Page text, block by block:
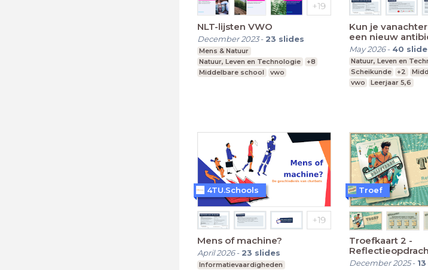
NLT-lijsten VWO
December 2023- 23 slides
Mens & Natuur
Natuur, Leven en Technologie
+8
Middelbare school
vwo
Kun je
een nieuw
ontdekken?
May 2026- 40
Natuur, Leven en
Scheikunde
+2
vwo
Leerjaar 5,6
Mens of machine?
April 2026- 23 slides
Informatievaardigheden
4TU.Schools
Troefkaart 2 -
December 2025- 13
Troef